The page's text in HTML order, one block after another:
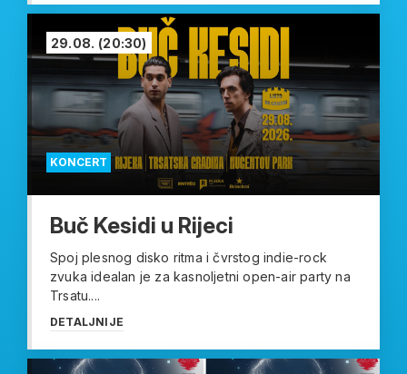
KONCERT
29.08. (20:30)
Buč Kesidi u Rijeci
Spoj plesnog disko ritma i čvrstog indie-rock
zvuka idealan je za kasnoljetni open-air party na
Trsatu....
DETALJNIJE